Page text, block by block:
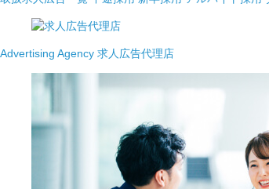
Advertising Agency 求人広告代理店